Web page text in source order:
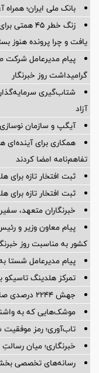
بانک ملی ایران؛ همراه
یافت و چرا پرونده هنوز
پیام مدیرعامل
گرامیداشت روز خبرنگار
شتاب‌گیری
آزاد
آیگپ و سازمان
همکاری برای
تفاهم‌نامه امضا کردند
ثبت افتخار تازه
ثبت افتخار تازه
خبرنگاران متعهد،
پیام معاون وزیر و
کشور به مناسبت روز
پیام مدیرعامل شستا
تمرکز هلدینگ تاسیکو
جهش ۲۲۴۴ درصدی صادرات شرکت کربن ایران
موشک‌هایی که به
تاب‌آوری؛ رمز
خبرنگاری؛ میان
رسانه‌های تخصصی